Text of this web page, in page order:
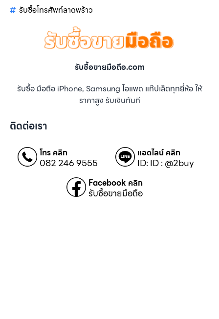
รับซื้อโทรศัพท์ลาดพร้าว
รับซื้อขายมือถือ.com
รับซื้อ มือถือ iPhone, Samsung ไอแพด แท๊ปเล็ตทุกยี่ห้อ ให้
ราคาสูง รับเงินทันที
ติดต่อเรา
โทร คลิก
082 246 9555
แอดไลน์ คลิก
ID: ID : @2buy
Facebook คลิก
รับซื้อขายมือถือ